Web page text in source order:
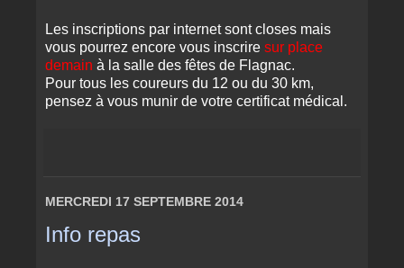
Les inscriptions par internet sont closes mais
vous pourrez encore vous inscrire sur place
demain à la salle des fêtes de Flagnac.
Pour tous les coureurs du 12 ou du 30 km,
pensez à vous munir de votre certificat médical.
MERCREDI 17 SEPTEMBRE 2014
Info repas